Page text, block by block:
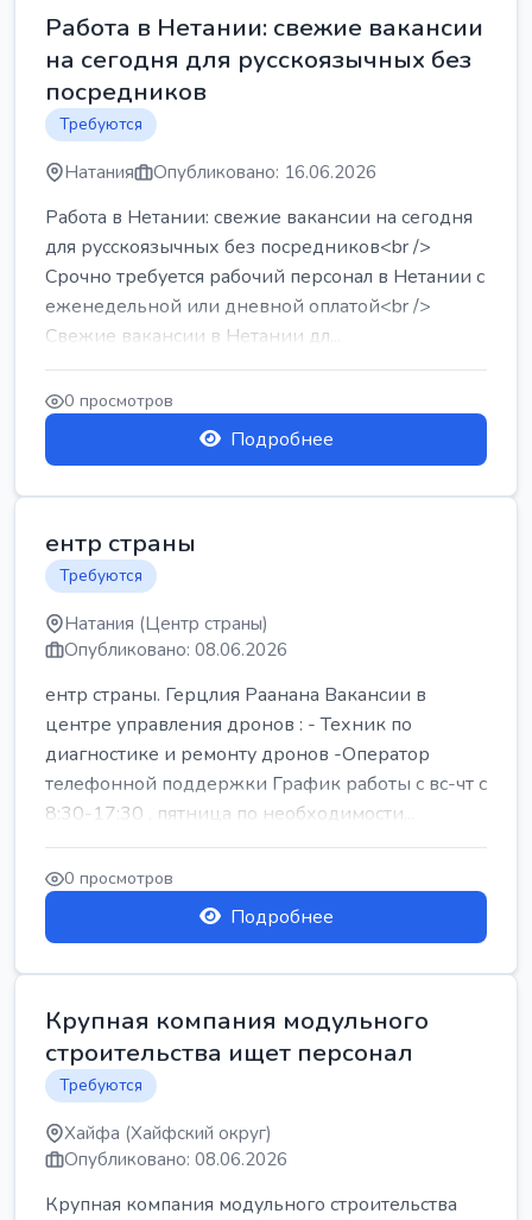
Работа в Нетании: свежие вакансии
на сегодня для русскоязычных без
посредников
Требуются
Натания Опубликовано: 16.06.2026
Работа в Нетании: свежие вакансии на сегодня
для русскоязычных без посредников<br />
Срочно требуется рабочий персонал в Нетании с
еженедельной или дневной оплатой<br />
Свежие вакансии в Нетании дл...
0 просмотров
Подробнее
ентр страны
Требуются
Натания (Центр страны)
Опубликовано: 08.06.2026
ентр страны. Герцлия Раанана Вакансии в
центре управления дронов : - Техник по
диагностике и ремонту дронов -Оператор
телефонной поддержки График работы с вс-чт с
8:30-17:30 , пятница по необходимости...
0 просмотров
Подробнее
Крупная компания модульного
строительства ищет персонал
Требуются
Хайфа (Хайфский округ)
Опубликовано: 08.06.2026
Крупная компания модульного строительства